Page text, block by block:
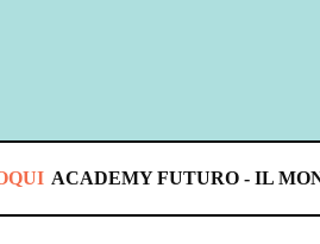
ACADEMY FUTURO - IL